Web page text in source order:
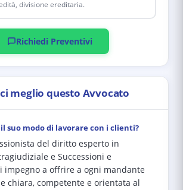
divisione ereditaria.
Richiedi Preventivi
meglio questo Avvocato
suo modo di lavorare con i clienti?
del diritto esperto in
e Successioni e
impegno a offrire a ogni mandante
chiara, competente e orientata al